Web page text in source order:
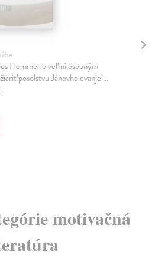
Hemmerle veľmi osobným
posolstvu Jánovho evanjel...
motivačná